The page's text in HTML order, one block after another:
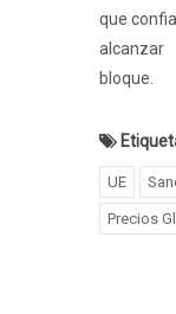
que
bloque.
UE
Precios